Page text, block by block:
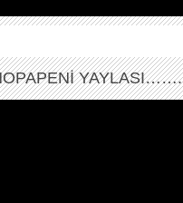
YAYLASI…….